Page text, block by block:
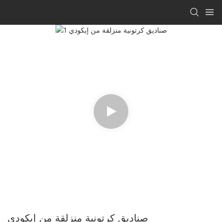
صناديق كرتونية منزلقة من إيكودي